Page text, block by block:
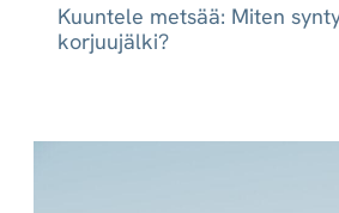
Kuuntele metsää: Miten
korjuujälki?